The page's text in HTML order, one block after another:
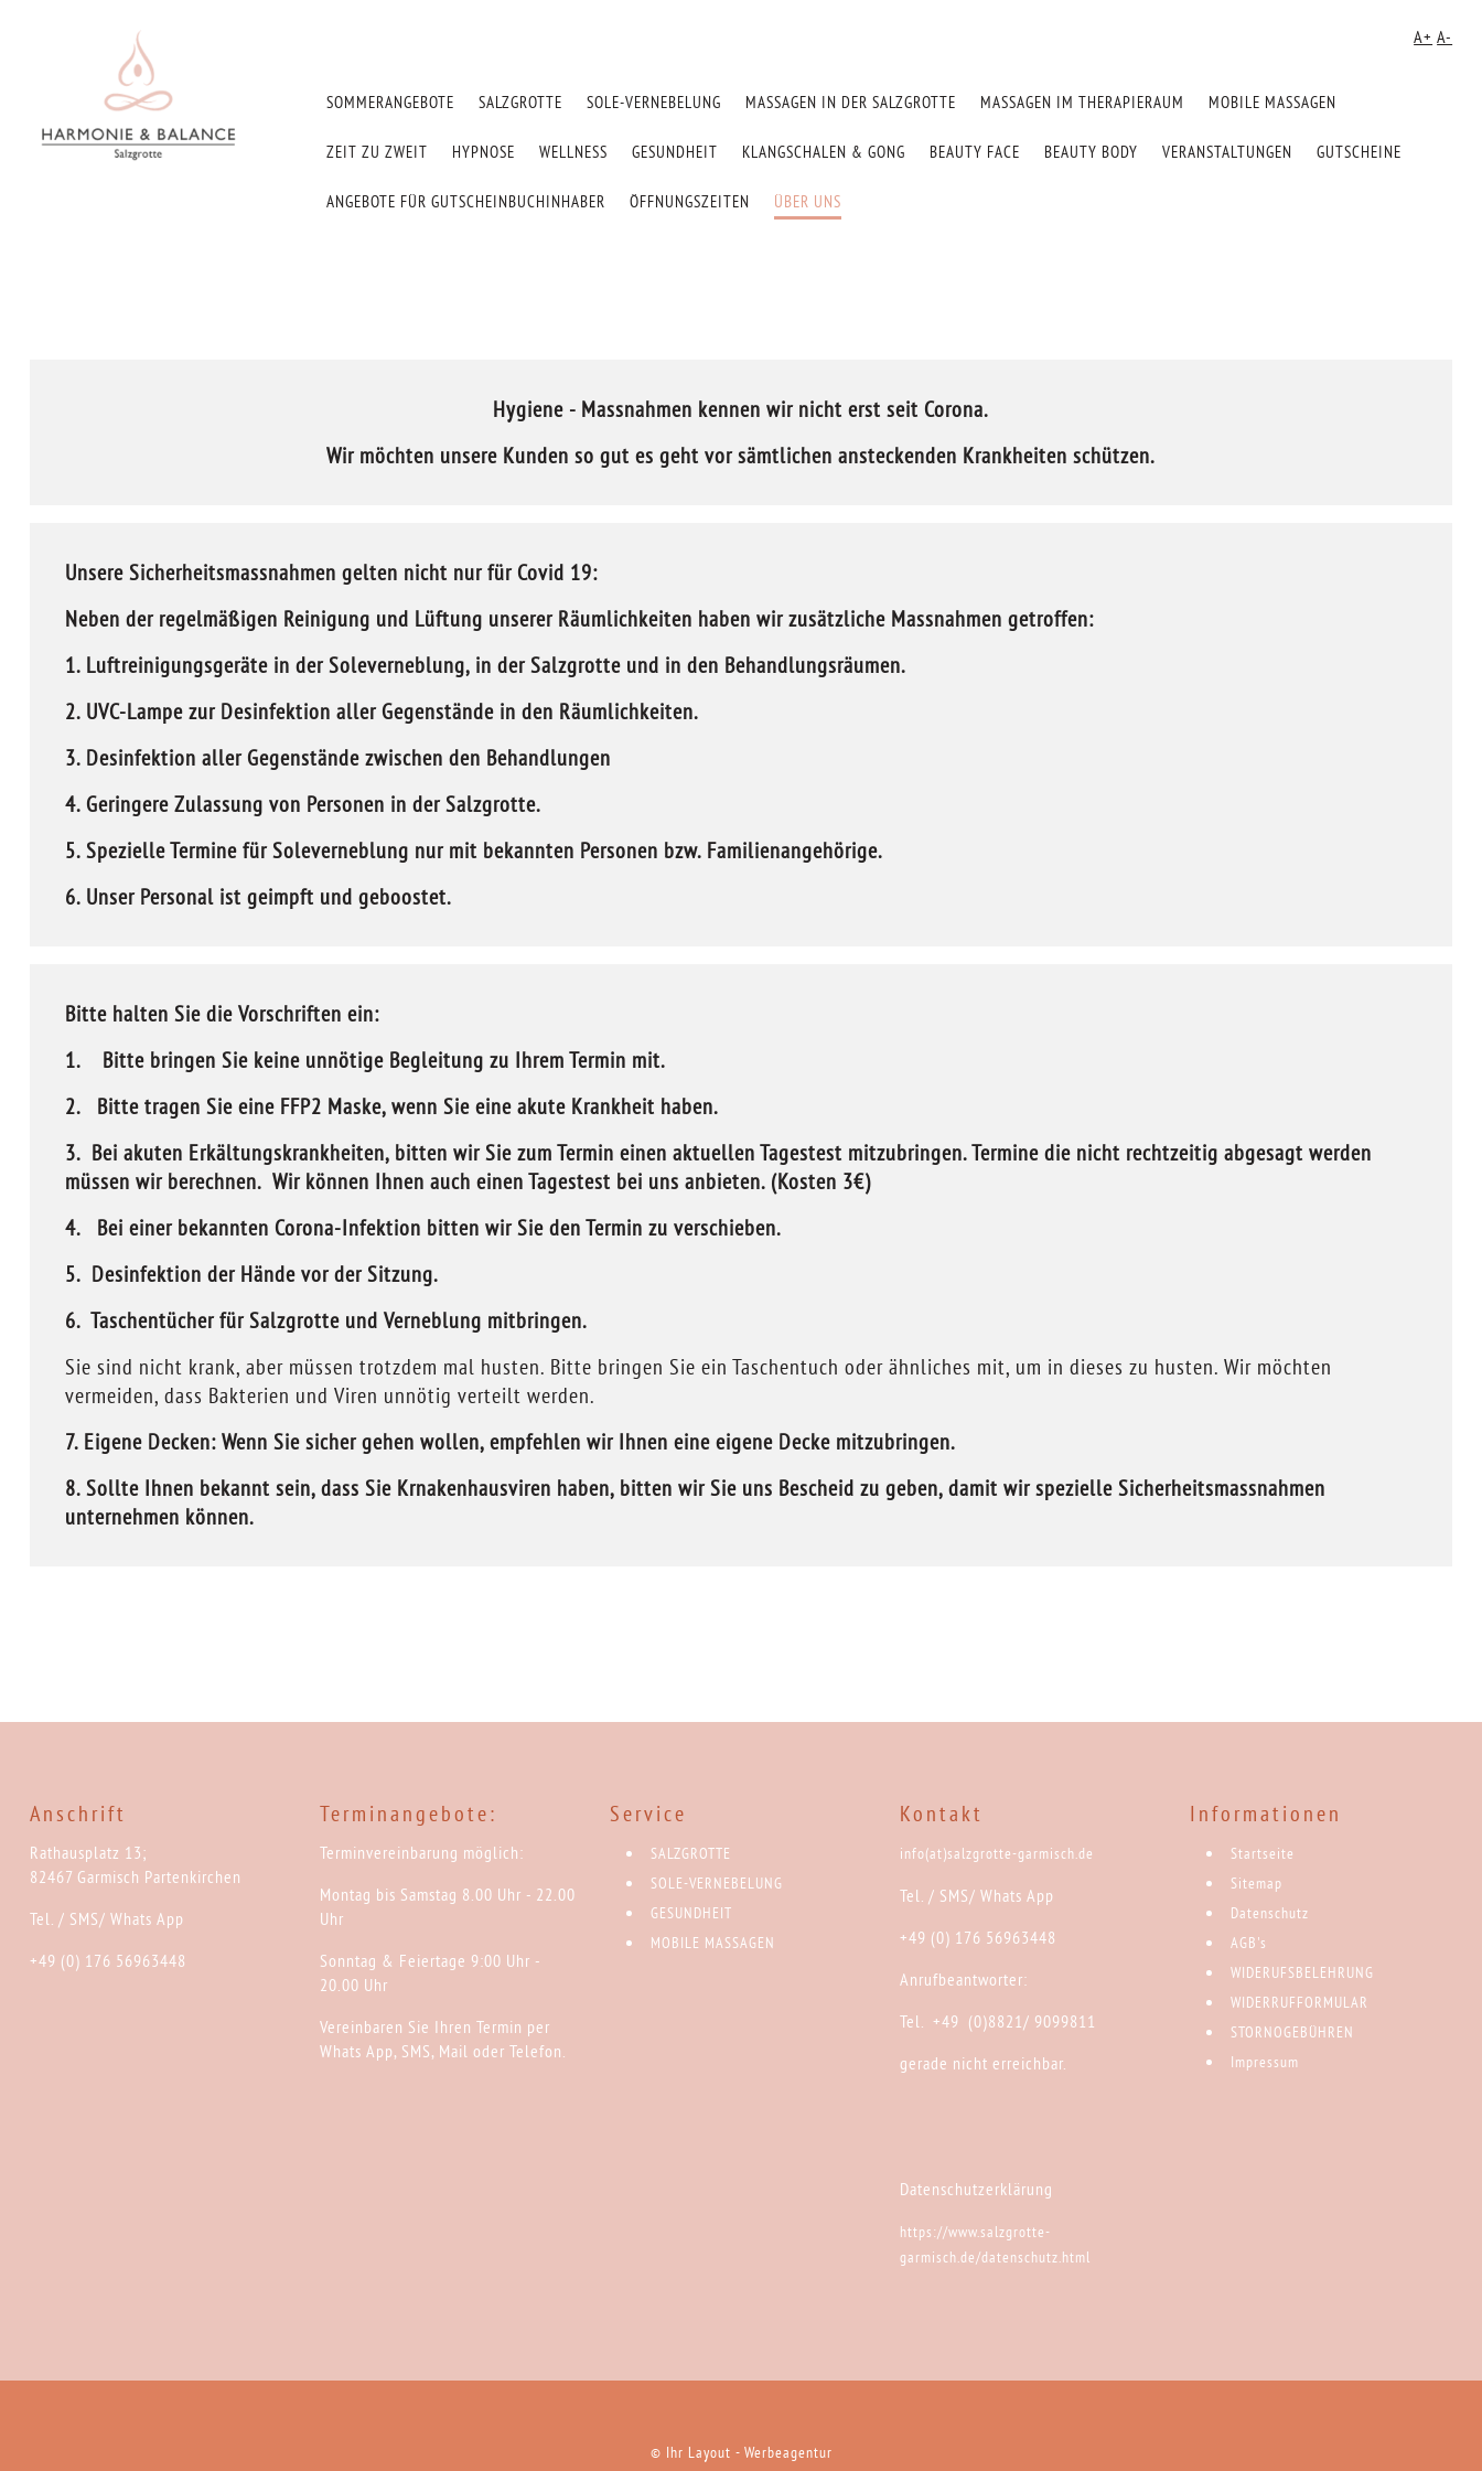
A+ A-
SOMMERANGEBOTE SALZGROTTE SOLE-VERNEBELUNG MASSAGEN IN DER SALZGROTTE MASSAGEN IM THERAPIERAUM MOBILE MASSAGEN
ZEIT ZU ZWEIT HYPNOSE WELLNESS GESUNDHEIT KLANGSCHALEN & GONG BEAUTY FACE BEAUTY BODY VERANSTALTUNGEN GUTSCHEINE
ANGEBOTE FÜR GUTSCHEINBUCHINHABER ÖFFNUNGSZEITEN ÜBER UNS
Hygiene - Massnahmen kennen wir nicht erst seit Corona.
Wir möchten unsere Kunden so gut es geht vor sämtlichen ansteckenden Krankheiten schützen.
Unsere Sicherheitsmassnahmen gelten nicht nur für Covid 19:
Neben der regelmäßigen Reinigung und Lüftung unserer Räumlichkeiten haben wir zusätzliche Massnahmen getroffen:
1. Luftreinigungsgeräte in der Soleverneblung, in der Salzgrotte und in den Behandlungsräumen.
2. UVC-Lampe zur Desinfektion aller Gegenstände in den Räumlichkeiten.
3. Desinfektion aller Gegenstände zwischen den Behandlungen
4. Geringere Zulassung von Personen in der Salzgrotte.
5. Spezielle Termine für Soleverneblung nur mit bekannten Personen bzw. Familienangehörige.
6. Unser Personal ist geimpft und geboostet.
Bitte halten Sie die Vorschriften ein:
1. Bitte bringen Sie keine unnötige Begleitung zu Ihrem Termin mit.
2. Bitte tragen Sie eine FFP2 Maske, wenn Sie eine akute Krankheit haben.
3. Bei akuten Erkältungskrankheiten, bitten wir Sie zum Termin einen aktuellen Tagestest mitzubringen. Termine die nicht rechtzeitig abgesagt werden
müssen wir berechnen. Wir können Ihnen auch einen Tagestest bei uns anbieten. (Kosten 3€)
4. Bei einer bekannten Corona-Infektion bitten wir Sie den Termin zu verschieben.
5. Desinfektion der Hände vor der Sitzung.
6. Taschentücher für Salzgrotte und Verneblung mitbringen.
Sie sind nicht krank, aber müssen trotzdem mal husten. Bitte bringen Sie ein Taschentuch oder ähnliches mit, um in dieses zu husten. Wir möchten
vermeiden, dass Bakterien und Viren unnötig verteilt werden.
7. Eigene Decken: Wenn Sie sicher gehen wollen, empfehlen wir Ihnen eine eigene Decke mitzubringen.
8. Sollte Ihnen bekannt sein, dass Sie Krnakenhausviren haben, bitten wir Sie uns Bescheid zu geben, damit wir spezielle Sicherheitsmassnahmen
unternehmen können.
Anschrift
Rathausplatz 13;
82467 Garmisch Partenkirchen
Tel. / SMS/ Whats App
+49 (0) 176 56963448
Terminangebote:
Terminvereinbarung möglich:
Montag bis Samstag 8.00 Uhr - 22.00
Uhr
Sonntag & Feiertage 9:00 Uhr -
20.00 Uhr
Vereinbaren Sie Ihren Termin per
Whats App, SMS, Mail oder Telefon.
Service
SALZGROTTE
SOLE-VERNEBELUNG
GESUNDHEIT
MOBILE MASSAGEN
Kontakt
info(at)salzgrotte-garmisch.de
Tel. / SMS/ Whats App
+49 (0) 176 56963448
Anrufbeantworter:
Tel. +49 (0)8821/ 9099811
gerade nicht erreichbar.
Datenschutzerklärung
https://www.salzgrotte-
garmisch.de/datenschutz.html
Informationen
Startseite
Sitemap
Datenschutz
AGB's
WIDERUFSBELEHRUNG
WIDERRUFFORMULAR
STORNOGEBÜHREN
Impressum
© Ihr Layout - Werbeagentur